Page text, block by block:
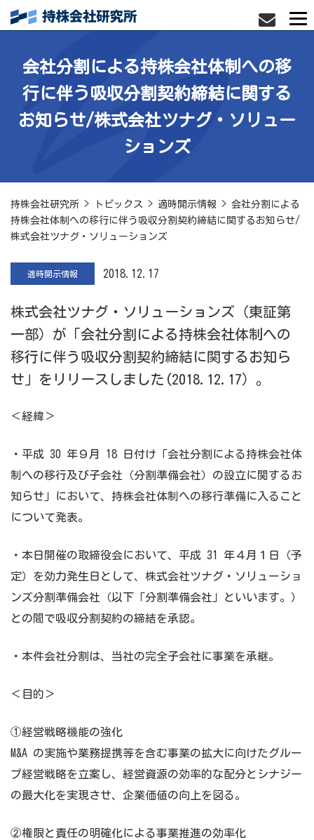
会社分割による持株会社体制への移
行に伴う吸収分割契約締結に関する
お知らせ/株式会社ツナグ・ソリュー
ションズ
持株会社研究所 > トピックス > 適時開示情報 > 会社分割による
持株会社体制への移行に伴う吸収分割契約締結に関するお知らせ/
株式会社ツナグ・ソリューションズ
適時開示情報 2018.12.17
株式会社ツナグ・ソリューションズ（東証第
一部）が「会社分割による持株会社体制への
移行に伴う吸収分割契約締結に関するお知ら
せ」をリリースしました(2018.12.17）。
＜経緯＞
・平成 30 年９月 18 日付け「会社分割による持株会社体
制への移行及び子会社（分割準備会社）の設立に関するお
知らせ」において、持株会社体制への移行準備に入ること
について発表。
・本日開催の取締役会において、平成 31 年４月１日（予
定）を効力発生日として、株式会社ツナグ・ソリューショ
ンズ分割準備会社（以下「分割準備会社」といいます。）
との間で吸収分割契約の締結を承認。
・本件会社分割は、当社の完全子会社に事業を承継。
＜目的＞
①経営戦略機能の強化
M&A の実施や業務提携等を含む事業の拡大に向けたグルー
プ経営戦略を立案し、経営資源の効率的な配分とシナジー
の最大化を実現させ、企業価値の向上を図る。
②権限と責任の明確化による事業推進の効率化